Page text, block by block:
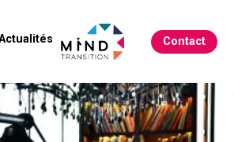
Contact